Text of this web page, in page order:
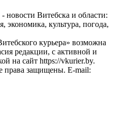
новости Витебска и области:
экономика, культура, погода,
курьера» возможна
редакции, с активной и
на сайт https://vkurier.by.
права защищены. E-mail: